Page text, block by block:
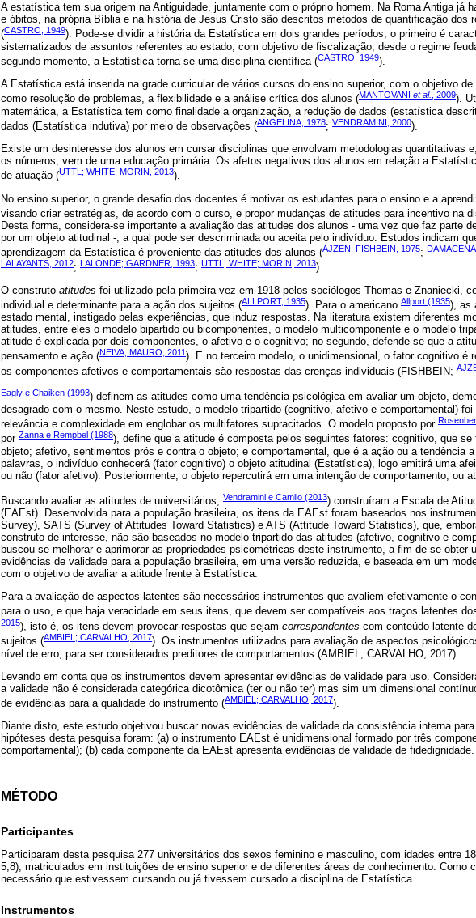
A estatística tem sua origem na Antiguidade, juntamente com o próprio homem. Na Roma Antiga já
e óbitos, na própria Bíblia e na história de Jesus Cristo são descritos métodos de quantificação dos
(CASTRO, 1949). Pode-se dividir a história da Estatística em dois grandes períodos, o primeiro é
sistematizados de assuntos referentes ao estado, com objetivo de fiscalização, desde o regime
segundo momento, a Estatística torna-se uma disciplina científica (CASTRO, 1949).
A Estatística está inserida na grade curricular de vários cursos do ensino superior, com o objetivo
como resolução de problemas, a flexibilidade e a análise crítica dos alunos (MANTOVANI et al. , 2009).
matemática, a Estatística tem como finalidade a organização, a redução de dados (estatística
dados (Estatística indutiva) por meio de observações (ANGELINA, 1978; VENDRAMINI, 2000).
Existe um desinteresse dos alunos em cursar disciplinas que envolvam metodologias quantitativas
os números, vem de uma educação primária. Os afetos negativos dos alunos em relação a
de atuação (UTTL; WHITE; MORIN, 2013).
No ensino superior, o grande desafio dos docentes é motivar os estudantes para o ensino e a
visando criar estratégias, de acordo com o curso, e propor mudanças de atitudes para incentivo na
Desta forma, considera-se importante a avaliação das atitudes dos alunos - uma vez que faz parte
por um objeto atitudinal -, a qual pode ser descriminada ou aceita pelo indivíduo. Estudos indicam
aprendizagem da Estatística é proveniente das atitudes dos alunos (AJZEN; FISHBEIN, 1975;
LALAYANTS, 2012; LALONDE; GARDNER, 1993; UTTL; WHITE; MORIN, 2013).
O construto atitudes foi utilizado pela primeira vez em 1918 pelos sociólogos Thomas e Znaniecki,
individual e determinante para a ação dos sujeitos (ALLPORT, 1935). Para o americano Allport (1935), as
estado mental, instigado pelas experiências, que induz respostas. Na literatura existem diferentes
atitudes, entre eles o modelo bipartido ou bicomponentes, o modelo multicomponente e o modelo
atitude é explicada por dois componentes, o afetivo e o cognitivo; no segundo, defende-se que a
pensamento e ação (NEIVA; MAURO, 2011). E no terceiro modelo, o unidimensional, o fator cognitivo é
os componentes afetivos e comportamentais são respostas das crenças individuais (FISHBEIN;
Eagly e Chaiken (1993) definem as atitudes como uma tendência psicológica em avaliar um objeto,
desagrado com o mesmo. Neste estudo, o modelo tripartido (cognitivo, afetivo e comportamental)
relevância e complexidade em englobar os multifatores supracitados. O modelo proposto por
por Zanna e Rempbel (1988), define que a atitude é composta pelos seguintes fatores: cognitivo, que se
objeto; afetivo, sentimentos prós e contra o objeto; e comportamental, que é a ação ou a tendência
palavras, o indivíduo conhecerá (fator cognitivo) o objeto atitudinal (Estatística), logo emitirá uma
ou não (fator afetivo). Posteriormente, o objeto repercutirá em uma intenção de comportamento, ou
Buscando avaliar as atitudes de universitários, Vendramini e Camilo (2013) construíram a Escala de
(EAEst). Desenvolvida para a população brasileira, os itens da EAEst foram baseados nos
Survey), SATS (Survey of Attitudes Toward Statistics) e ATS (Attitude Toward Statistics), que,
construto de interesse, não são baseados no modelo tripartido das atitudes (afetivo, cognitivo e
buscou-se melhorar e aprimorar as propriedades psicométricas deste instrumento, a fim de se obter
evidências de validade para a população brasileira, em uma versão reduzida, e baseada em um
com o objetivo de avaliar a atitude frente à Estatística.
Para a avaliação de aspectos latentes são necessários instrumentos que avaliem efetivamente o
para o uso, e que haja veracidade em seus itens, que devem ser compatíveis aos traços latentes
2015), isto é, os itens devem provocar respostas que sejam correspondentes com conteúdo latente
sujeitos (AMBIEL; CARVALHO, 2017). Os instrumentos utilizados para avaliação de aspectos
nível de erro, para ser considerados preditores de comportamentos (AMBIEL; CARVALHO, 2017).
Levando em conta que os instrumentos devem apresentar evidências de validade para uso.
a validade não é considerada categórica dicotômica (ter ou não ter) mas sim um dimensional
de evidências para a qualidade do instrumento (AMBIEL; CARVALHO, 2017).
Diante disto, este estudo objetivou buscar novas evidências de validade da consistência interna
hipóteses desta pesquisa foram: (a) o instrumento EAEst é unidimensional formado por três
comportamental); (b) cada componente da EAEst apresenta evidências de validade de fidedignidade.
MÉTODO
Participantes
Participaram desta pesquisa 277 universitários dos sexos feminino e masculino, com idades entre
5,8), matriculados em instituições de ensino superior e de diferentes áreas de conhecimento. Como
necessário que estivessem cursando ou já tivessem cursado a disciplina de Estatística.
Instrumentos